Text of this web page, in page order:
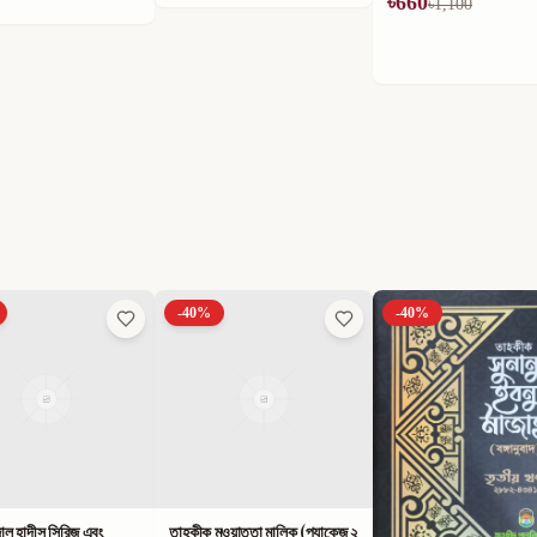
৳1,100
মালিক (প্যাকেজ ২
-40% -40%